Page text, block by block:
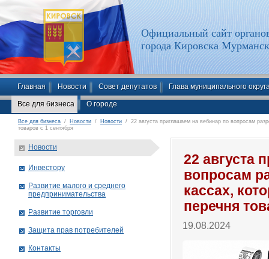
Официальный сайт
города Кировска
Главная Новости Совет депутатов Глава муниципального
Все для бизнеса О городе
Все для бизнеса / Новости / Новости / 22 августа приглашаем на вебинар по вопросам
товаров с 1 сентября
22 августа
вопросам
кассах,
перечня
19.08.2024
Новости
Инвестору
Развитие малого и среднего
предпринимательства
Развитие торговли
Защита прав потребителей
Контакты